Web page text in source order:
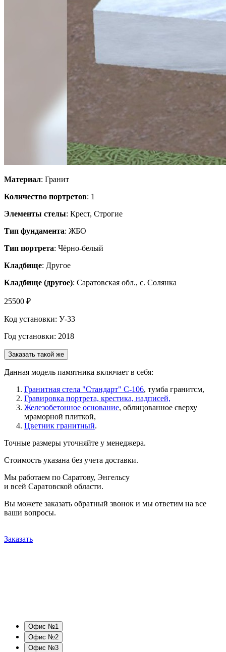
Материал: Гранит
Количество портретов: 1
Элементы стелы: Крест, Строгие
Тип фундамента: ЖБО
Тип портрета: Чёрно-белый
Кладбище: Другое
Кладбище (другое): Саратовская обл., с. Солянка
25500 ₽
Код установки: У-33
Год установки: 2018
Заказать такой же
Данная модель памятника включает в себя:
Гранитная стела "Стандарт" С-106, тумба гранитсм,
Гравировка портрета, крестика, надписей,
Железобетонное основание, облицованное сверху
мраморной плиткой,
Цветник гранитный.
Точные размеры уточняйте у менеджера.
Стоимость указана без учета доставки.
Мы работаем по Саратову, Энгельсу
и всей Саратовской области.
Вы можете заказать обратный звонок и мы ответим на все
ваши вопросы.
Заказать
Офис №1
Офис №2
Офис №3